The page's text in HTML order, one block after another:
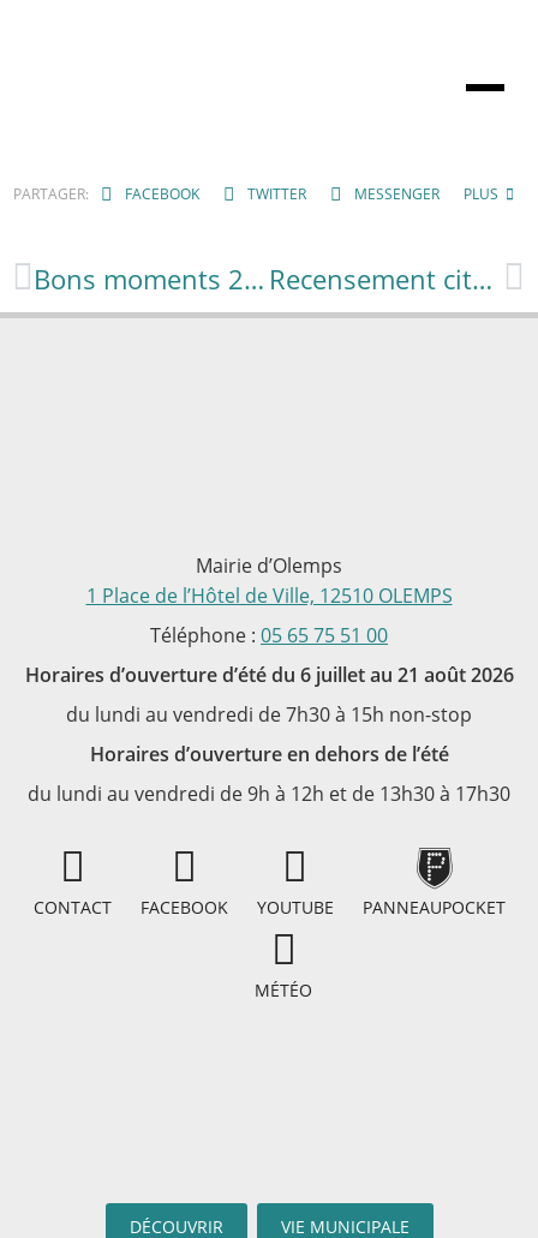
PARTAGER: FACEBOOK TWITTER MESSENGER PLUS
Bons moments 2025 passés ensemble Recensement citoyen dès mes 16 ans
Mairie d’Olemps
1 Place de l’Hôtel de Ville, 12510 OLEMPS
Téléphone : 05 65 75 51 00
Horaires d’ouverture d’été du 6 juillet au 21 août 2026
du lundi au vendredi de 7h30 à 15h non-stop
Horaires d’ouverture en dehors de l’été
du lundi au vendredi de 9h à 12h et de 13h30 à 17h30
CONTACT FACEBOOK YOUTUBE PANNEAUPOCKET
MÉTÉO
DÉCOUVRIR VIE MUNICIPALE